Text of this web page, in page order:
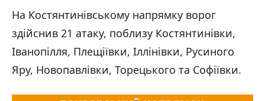
На Костянтинівському напрямку ворог
здійснив 21 атаку, поблизу Костянтинівки,
Іванопілля, Плещіївки, Іллінівки, Русиного
Яру, Новопавлівки, Торецького та Софіївки.